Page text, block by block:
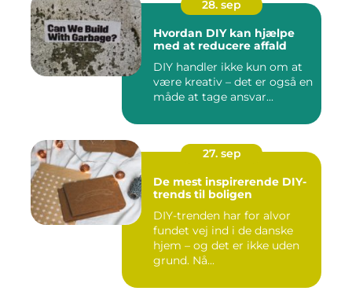
28. sep
Hvordan DIY kan hjælpe
med at reducere affald
DIY handler ikke kun om at
være kreativ – det er også en
måde at tage ansvar...
27. sep
De mest inspirerende DIY-
trends til boligen
DIY-trenden har for alvor
fundet vej ind i de danske
hjem – og det er ikke uden
grund. Nå...